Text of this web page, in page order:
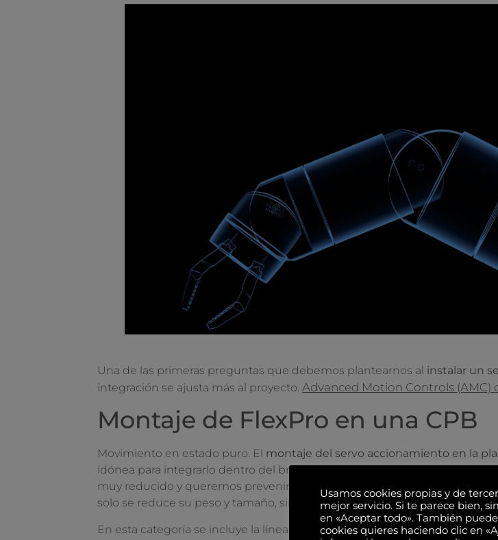
Una de las primeras preguntas que debemos plantearnos al instalar un
integración se ajusta más al proyecto. Advanced Motion Controls
Montaje de FlexPro en una CPB
Movimiento en estado puro. El montaje del servo accionamiento en la
idónea para integrarlo dentro del brazo robótico. Se puede configurar en
muy reducido y queremos prevenir fricciones entre distintas piezas. Al
solo se reduce su peso y tamaño, sino también la posibilidad de fallos.
En esta categoría se incluye la línea de servo drives FE de Advanced
Usamos cookies propias y de
mejor servicio. Si te parece bien,
en «Aceptar todo». También
cookies quieres haciendo clic en